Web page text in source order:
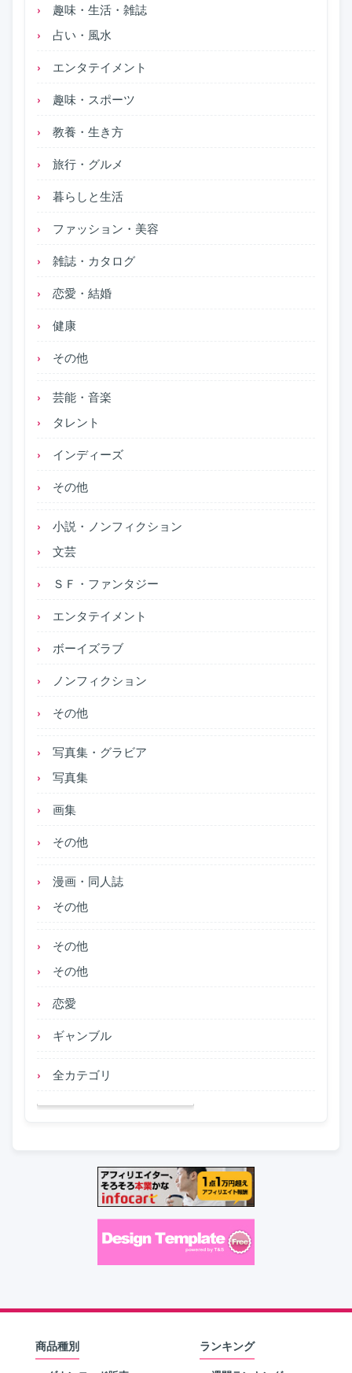
趣味・生活・雑誌
占い・風水
エンタテイメント
趣味・スポーツ
教養・生き方
旅行・グルメ
暮らしと生活
ファッション・美容
雑誌・カタログ
恋愛・結婚
健康
その他
芸能・音楽
タレント
インディーズ
その他
小説・ノンフィクション
文芸
ＳＦ・ファンタジー
エンタテイメント
ボーイズラブ
ノンフィクション
その他
写真集・グラビア
写真集
画集
その他
漫画・同人誌
その他
その他
その他
恋愛
ギャンブル
全カテゴリ
商品種別 ランキング